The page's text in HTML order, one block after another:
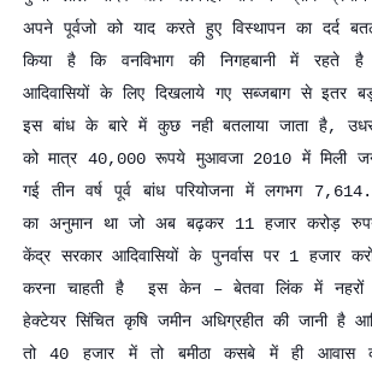
अपने पूर्वजो को याद करते हुए विस्थापन का दर्द
किया है कि वनविभाग की निगहबानी में रहते है
आदिवासियों के लिए दिखलाये गए सब्जबाग से इतर
इस बांध के बारे में कुछ नही बतलाया जाता है, उधर
को मात्र 40,000 रूपये मुआवजा 2010 में मिली
गई तीन वर्ष पूर्व बांध परियोजना में लगभग
का अनुमान था जो अब बढ़कर 11 हजार करोड़
केंद्र सरकार आदिवासियों के पुनर्वास पर 1 हजार
करना चाहती है इस केन – बेतवा लिंक में नहरों
हेक्टेयर सिंचित कृषि जमीन अधिग्रहीत की जानी है
तो 40 हजार में तो बमीठा कसबे में ही आवास